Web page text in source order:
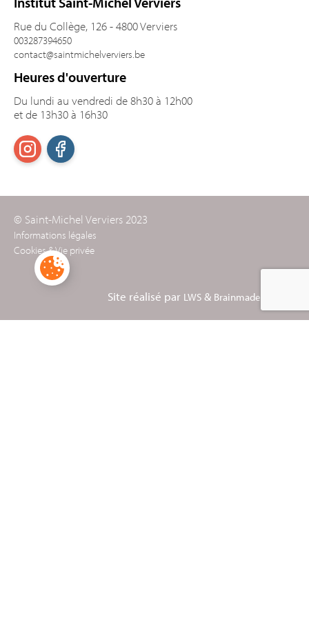
Rue du Collège, 126 - 4800 Verviers
003287394650
contact@saintmichelverviers.be
Heures d'ouverture
Du lundi au vendredi de 8h30 à 12h00
et de 13h30 à 16h30
© Saint-Michel Verviers 2023
Informations légales
Cookies & Vie privée
Site réalisé par LWS & Brainmade Agency